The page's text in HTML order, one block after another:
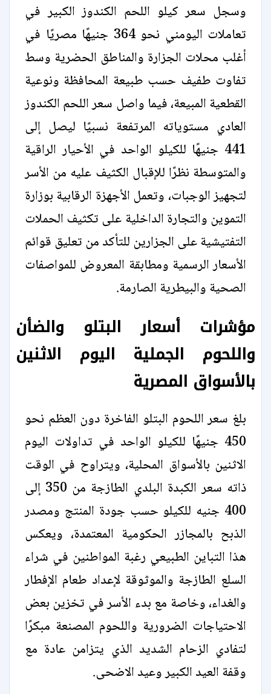
وسجل سعر كيلو اللحم الكندوز الكبير في
تعاملات اليومني نحو 364 جنيهًا مصريًا في
أغلب محلات الجزارة والمناطق الحضرية وسط
تفاوت طفيف حسب طبيعة المحافظة ونوعية
القطعية المبيعة، فيما واصل سعر اللحم الكندوز
العادي مستوياته المرتفعة نسبيًا ليصل إلى
441 جنيهًا للكيلو الواحد في الأحيار الراقية
والمتوسطة نظرًا للإقبال الكثيف عليه من الأسر
لتجهيز الوجبات، وتعمل الأجهزة الرقابية بوزارة
التموين والتجارة الداخلية على تكثيف الحملات
التفتيشية على الجزارين للتأكد من تعليق قوائم
الأسعار الرسمية ومطابقة المعروض للمواصفات
الصحية والبيطرية الصارمة.
مؤشرات أسعار البتلو والضأن
واللحوم الجملية اليوم الاثنين
بالأسواق المصرية
بلغ سعر اللحوم البتلو الفاخرة دون العظم نحو
450 جنيهًا للكيلو الواحد في تداولات اليوم
الاثنين بالأسواق المحلية، ويتراوح في الوقت
ذاته سعر الكبدة البلدي الطازجة من 350 إلى
400 جنيه للكيلو حسب جودة المنتج ومصدر
الذبح بالمجازر الحكومية المعتمدة، ويعكس
هذا التباين الطبيعي رغبة المواطنين في شراء
السلع الطازجة والموثوقة لإعداد طعام الإفطار
والغداء، وخاصة مع بدء الأسر في تخزين بعض
الاحتياجات الضرورية واللحوم المصنعة مبكرًا
لتفادي الزحام الشديد الذي يتزامن عادة مع
وقفة العيد الكبير وعيد الاضحى.